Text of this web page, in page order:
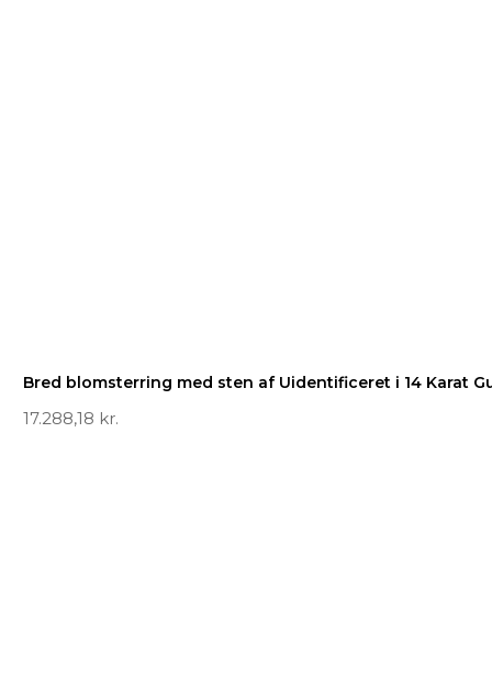
Bred blomsterring med sten af Uidentificeret i 14 Karat
17.288,18 kr.